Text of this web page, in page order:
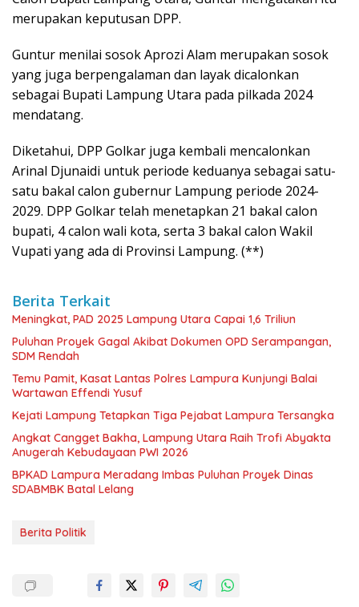
merupakan keputusan DPP.
Guntur menilai sosok Aprozi Alam merupakan sosok
yang juga berpengalaman dan layak dicalonkan
sebagai Bupati Lampung Utara pada pilkada 2024
mendatang.
Diketahui, DPP Golkar juga kembali mencalonkan
Arinal Djunaidi untuk periode keduanya sebagai satu-
satu bakal calon gubernur Lampung periode 2024-
2029. DPP Golkar telah menetapkan 21 bakal calon
bupati, 4 calon wali kota, serta 3 bakal calon Wakil
Vupati yang ada di Provinsi Lampung. (**)
Berita Terkait
Meningkat, PAD 2025 Lampung Utara Capai 1,6 Triliun
Puluhan Proyek Gagal Akibat Dokumen OPD Serampangan,
SDM Rendah
Temu Pamit, Kasat Lantas Polres Lampura Kunjungi Balai
Wartawan Effendi Yusuf
Kejati Lampung Tetapkan Tiga Pejabat Lampura Tersangka
Angkat Cangget Bakha, Lampung Utara Raih Trofi Abyakta
Anugerah Kebudayaan PWI 2026
BPKAD Lampura Meradang Imbas Puluhan Proyek Dinas
SDABMBK Batal Lelang
Berita Politik